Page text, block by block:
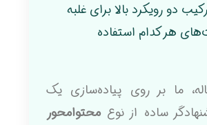
دو رویکرد بالا برای غلبه
هر کدام استفاده
ما بر روی پیاده‌سازی یک
ساده از نوعمحتوامحور